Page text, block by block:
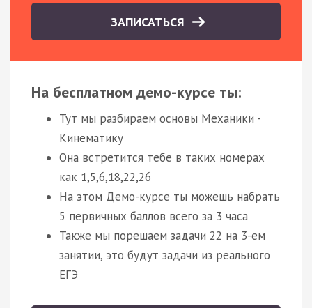
ЗАПИСАТЬСЯ
На бесплатном демо-курсе ты:
Тут мы разбираем основы Механики -
Кинематику
Она встретится тебе в таких номерах
как 1,5,6,18,22,26
На этом Демо-курсе ты можешь набрать
5 первичных баллов всего за 3 часа
Также мы порешаем задачи 22 на 3-ем
занятии, это будут задачи из реального
ЕГЭ